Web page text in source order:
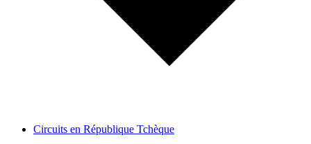
Circuits en République Tchèque